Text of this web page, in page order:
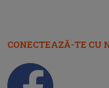
CONECTEAZĂ-TE CU